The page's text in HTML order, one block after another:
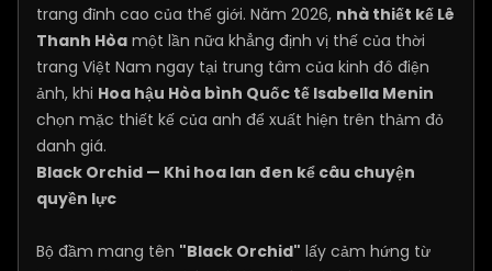
trang đỉnh cao của thế giới. Năm 2026, nhà thiết kế Lê
Thanh Hòa một lần nữa khẳng định vị thế của thời
trang Việt Nam ngay tại trung tâm của kinh đô điện
ảnh, khi Hoa hậu Hòa bình Quốc tế Isabella Menin
chọn mặc thiết kế của anh để xuất hiện trên thảm đỏ
danh giá.
Black Orchid — Khi hoa lan đen kể câu chuyện
quyền lực
Bộ đầm mang tên "Black Orchid" lấy cảm hứng từ